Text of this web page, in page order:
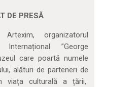
DE PRESĂ
organizatorul
Internațional ”George
care poartă numele
alături de parteneri de
viața culturală a țării,